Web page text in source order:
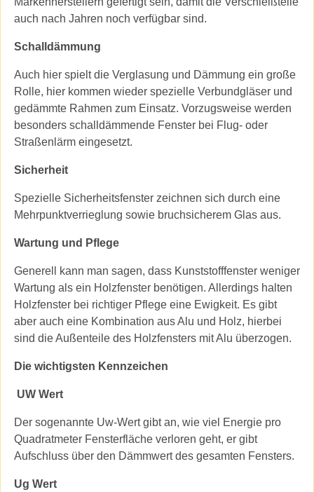
auch nach Jahren noch verfügbar sind.
Schalldämmung
Auch hier spielt die Verglasung und Dämmung ein große
Rolle, hier kommen wieder spezielle Verbundgläser und
gedämmte Rahmen zum Einsatz. Vorzugsweise werden
besonders schalldämmende Fenster bei Flug- oder
Straßenlärm eingesetzt.
Sicherheit
Spezielle Sicherheitsfenster zeichnen sich durch eine
Mehrpunktverrieglung sowie bruchsicherem Glas aus.
Wartung und Pflege
Generell kann man sagen, dass Kunststofffenster weniger
Wartung als ein Holzfenster benötigen. Allerdings halten
Holzfenster bei richtiger Pflege eine Ewigkeit. Es gibt
aber auch eine Kombination aus Alu und Holz, hierbei
sind die Außenteile des Holzfensters mit Alu überzogen.
Die wichtigsten Kennzeichen
UW Wert
Der sogenannte Uw-Wert gibt an, wie viel Energie pro
Quadratmeter Fensterfläche verloren geht, er gibt
Aufschluss über den Dämmwert des gesamten Fensters.
Ug Wert